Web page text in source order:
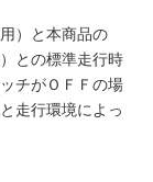
）と本商品の
との標準走行時
チがＯＦＦの場
走行環境によっ